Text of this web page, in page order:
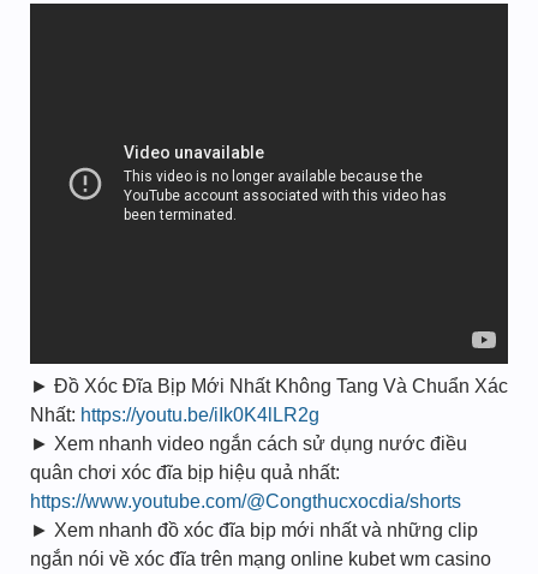
► Đồ Xóc Đĩa Bịp Mới Nhất Không Tang Và Chuẩn Xác
Nhất: https://youtu.be/iIk0K4lLR2g
► Xem nhanh video ngắn cách sử dụng nước điều
quân chơi xóc đĩa bịp hiệu quả nhất:
https://www.youtube.com/@Congthucxocdia/shorts
► Xem nhanh đồ xóc đĩa bịp mới nhất và những clip
ngắn nói về xóc đĩa trên mạng online kubet wm casino